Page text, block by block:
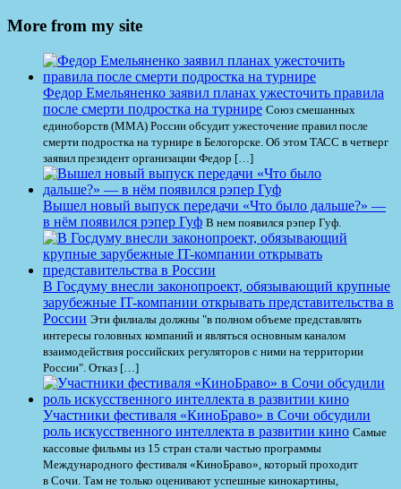
More from my site
Федор Емельяненко заявил планах ужесточить правила
после смерти подростка на турнире Союз смешанных
единоборств (ММА) России обсудит ужесточение правил после
смерти подростка на турнире в Белогорске. Об этом ТАСС в четверг
заявил президент организации Федор […]
Вышел новый выпуск передачи «Что было дальше?» —
в нём появился рэпер Гуф В нем появился рэпер Гуф.
В Госдуму внесли законопроект, обязывающий крупные
зарубежные IT-компании открывать представительства в
России Эти филиалы должны "в полном объеме представлять
интересы головных компаний и являться основным каналом
взаимодействия российских регуляторов с ними на территории
России". Отказ […]
Участники фестиваля «КиноБраво» в Сочи обсудили
роль искусственного интеллекта в развитии кино Самые
кассовые фильмы из 15 стран стали частью программы
Международного фестиваля «КиноБраво», который проходит
в Сочи. Там не только оценивают успешные кинокартины,